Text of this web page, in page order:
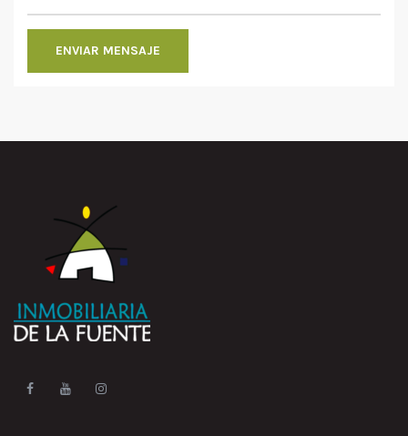
ENVIAR MENSAJE